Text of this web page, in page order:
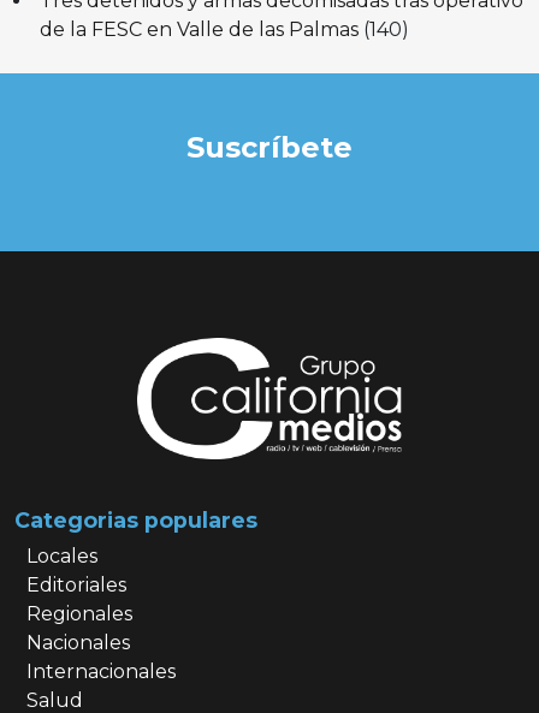
de la FESC en Valle de las Palmas (140)
Suscríbete
Categorias populares
Locales
Editoriales
Regionales
Nacionales
Internacionales
Salud